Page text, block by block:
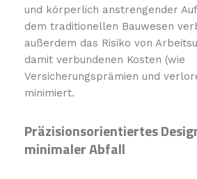
und körperlich anstrengender
dem traditionellen Bauwesen
außerdem das Risiko von
damit verbundenen Kosten (wie
Versicherungsprämien und
minimiert.
Präzisionsorientiertes
minimaler Abfall